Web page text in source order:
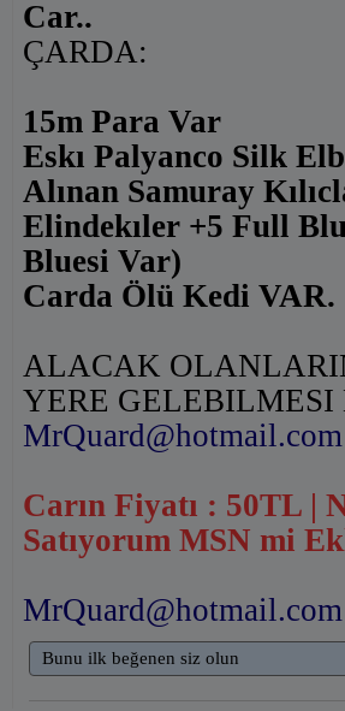
Car..
ÇARDA:
15m Para Var
Eskı Palyanco Silk
Alınan Samuray
Elindekıler +5 Full
Bluesi Var)
Carda Ölü Kedi VAR.
ALACAK
YERE
MrQuard@hotmail.com
Carın Fiyatı : 50TL |
Satıyorum MSN mi
MrQuard@hotmail.com
Bunu ilk beğenen siz olun